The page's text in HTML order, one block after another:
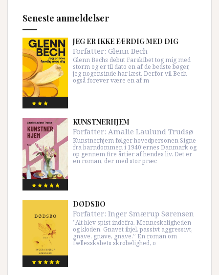
Seneste anmeldelser
JEG ER IKKE FÆRDIG MED DIG
Forfatter: Glenn Bech
Glenn Bechs debut Farskibet tog mig med
storm og er til dato en af de bedste bøger,
jeg nogensinde har læst. Derfor vil Bech
også forever være en af m
KUNSTNERHJEM
Forfatter: Amalie Laulund Trudsø
Kunstnerhjem følger hovedpersonen Signe
fra barndommen i 1940’ernes Danmark og
op gennem fire årtier af hendes liv. Det er
en roman, der med stor præc
DØDSBO
Forfatter: Inger Smærup Sørensen
”Alt blev spist indefra. Menneskeligheden
og kloden. Gnavet ihjel, passivt aggressivt,
gnave, gnave, gnave.” En roman om
fællesskabets skrøbelighed, o